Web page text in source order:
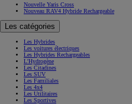
Nouvelle Yaris Cross
Nouveau RAV4 Hybride Rechargeable
Les catégories
Les Hybrides
Les voitures électriques
Les Hybrides Rechargeables
L'Hydrogène
Les Citadines
Les SUV
Les Familiales
Les 4x4
Les Utilitaires
Les Sportives